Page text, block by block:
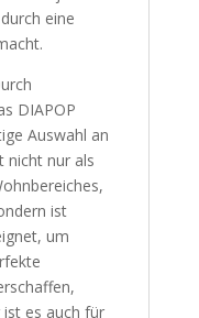
eine
DIAPOP
Auswahl an
nicht nur als
ist
um
ist es auch für